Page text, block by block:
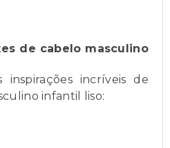
de cabelo masculino
inspirações incríveis de
infantil liso: